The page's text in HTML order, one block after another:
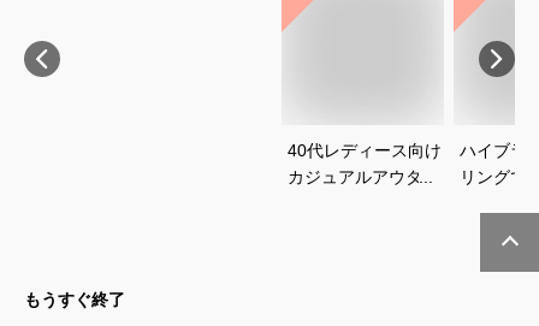
40代レディース向け
カジュアルアウター
ハイブラ
リングで
もうすぐ終了